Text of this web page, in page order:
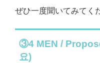
ぜひ一度聞いてみてく
③4 MEN /
요)